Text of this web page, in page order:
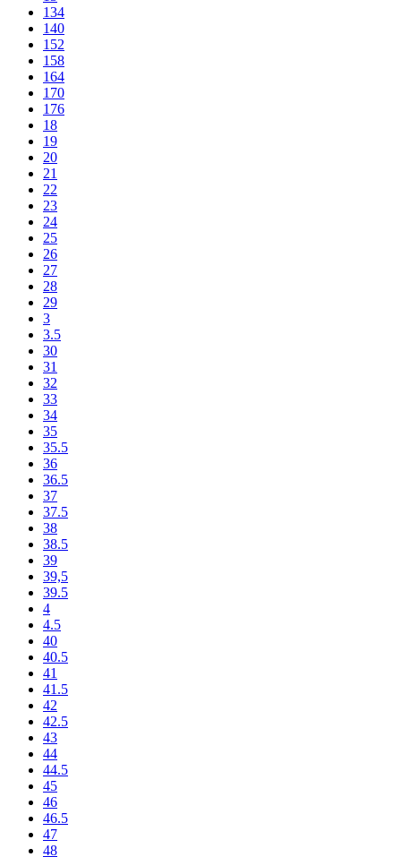
134
140
152
158
164
170
176
18
19
20
21
22
23
24
25
26
27
28
29
3
3.5
30
31
32
33
34
35
35.5
36
36.5
37
37.5
38
38.5
39
39,5
39.5
4
4.5
40
40.5
41
41.5
42
42.5
43
44
44.5
45
46
46.5
47
48